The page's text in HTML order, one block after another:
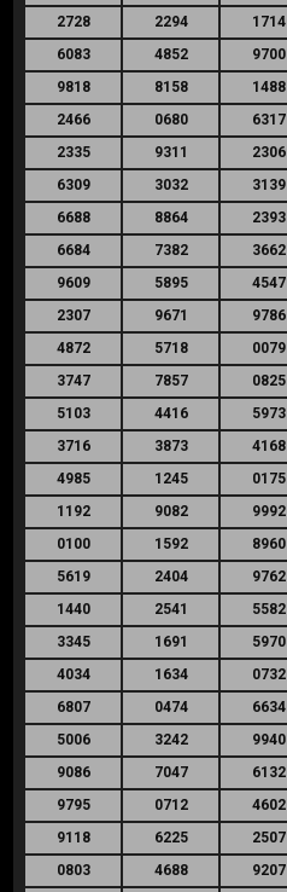
2728 2294 1714
6083
4852 9700
9818
8158 1488
2466
0680 6317
2335
9311 2306
6309
3032 3139
6688
8864 2393
6684
7382 3662
9609
5895 4547
2307
9671 9786
4872
5718 0079
3747
7857 0825
5103
4416 5973
3716
3873 4168
4985
1245 0175
1192
9082 9992
0100
1592 8960
5619
2404 9762
1440
2541 5582
3345
1691 5970
4034
1634 0732
6807
0474 6634
5006
3242 9940
9086
7047 6132
9795
0712 4602
9118
6225 2507
0803
4688 9207